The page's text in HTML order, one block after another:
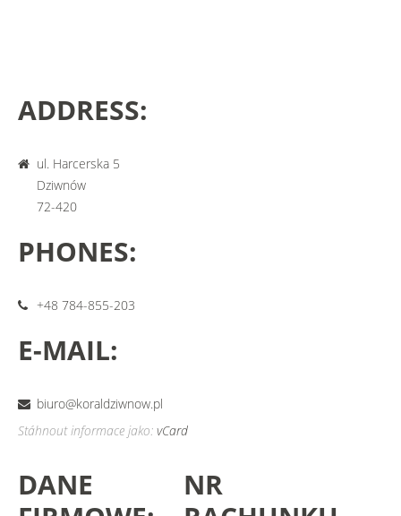
ADDRESS:
ul. Harcerska 5
Dziwnów
72-420
PHONES:
+48 784-855-203
E-MAIL:
biuro@koraldziwnow.pl
Stáhnout informace jako: vCard
DANE
NR